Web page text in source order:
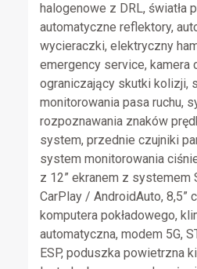
halogenowe z DRL, światła
automatyczne reflektory,
wycieraczki, elektryczny
emergency service, kamera
ograniczający skutki kolizji,
monitorowania pasa ruchu,
rozpoznawania znaków
system, przednie czujniki
system monitorowania
z 12” ekranem z systemem
CarPlay / AndroidAuto, 8,5”
komputera pokładowego,
automatyczna, modem 5G,
ESP, poduszka powietrzna